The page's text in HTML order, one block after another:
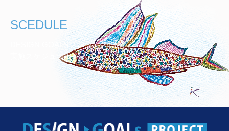
SCEDULE
DESIGN GOALSプロジェクトの
実施スケジュール